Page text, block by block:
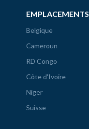
EMPLACEMENTS
Belgique
Cameroun
RD Congo
Côte d'Ivoire
Niger
Suisse